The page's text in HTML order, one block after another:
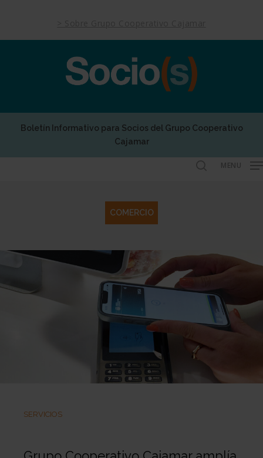
main
Boletín Informativo para Socios del Grupo Cooperativo
Cajamar
MENU
COMERCIO
SERVICIOS